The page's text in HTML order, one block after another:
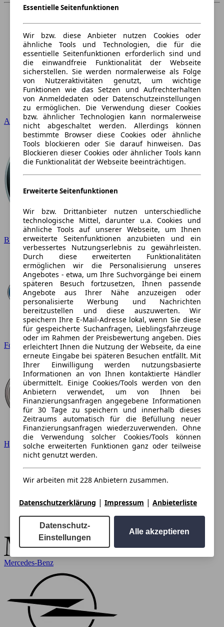
Audi
BMW
Ford
Hyundai
Mercedes-Benz
Essentielle Seitenfunktionen
Wir bzw. diese Anbieter nutzen Cookies oder
ähnliche Tools und Technologien, die für die
essentielle Seitenfunktionen erforderlich sind und
die einwandfreie Funktionalität der Webseite
sicherstellen. Sie werden normalerweise als Folge
von Nutzeraktivitäten genutzt, um wichtige
Funktionen wie das Setzen und Aufrechterhalten
von Anmeldedaten oder Datenschutzeinstellungen
zu ermöglichen. Die Verwendung dieser Cookies
bzw. ähnlicher Technologien kann normalerweise
nicht abgeschaltet werden. Allerdings können
bestimmte Browser diese Cookies oder ähnliche
Tools blockieren oder Sie darauf hinweisen. Das
Blockieren dieser Cookies oder ähnlicher Tools kann
die Funktionalität der Webseite beeinträchtigen.
Erweiterte Seitenfunktionen
Wir bzw. Drittanbieter nutzen unterschiedliche
technologische Mittel, darunter u.a. Cookies und
ähnliche Tools auf unserer Webseite, um Ihnen
erweiterte Seitenfunktionen anzubieten und ein
verbessertes Nutzungserlebnis zu gewährleisten.
Durch diese erweiterten Funktionalitäten
ermöglichen wir die Personalisierung unseres
Angebotes - etwa, um Ihre Suchvorgänge bei einem
späteren Besuch fortzusetzen, Ihnen passende
Angebote aus Ihrer Nähe anzuzeigen oder
personalisierte Werbung und Nachrichten
bereitzustellen und diese auszuwerten. Wir
speichern Ihre E-Mail-Adresse lokal, wenn Sie diese
für gespeicherte Suchanfragen, Lieblingsfahrzeuge
oder im Rahmen der Preisbewertung angeben. Dies
erleichtert Ihnen die Nutzung der Webseite, da eine
erneute Eingabe bei späteren Besuchen entfällt. Mit
Ihrer Einwilligung werden nutzungsbasierte
Informationen an von Ihnen kontaktierte Händler
übermittelt. Einige Cookies/Tools werden von den
Anbietern verwendet, um von Ihnen bei
Finanzierungsanfragen angegebene Informationen
für 30 Tage zu speichern und innerhalb dieses
Zeitraums automatisch für die Befüllung neuer
Finanzierungsanfragen wiederzuverwenden. Ohne
die Verwendung solcher Cookies/Tools können
solche erweiterten Funktionen ganz oder teilweise
nicht genutzt werden.
Wir arbeiten mit 228 Anbietern zusammen.
Datenschutzerklärung | Impressum | Anbieterliste
Datenschutz-
Einstellungen
Alle akzeptieren